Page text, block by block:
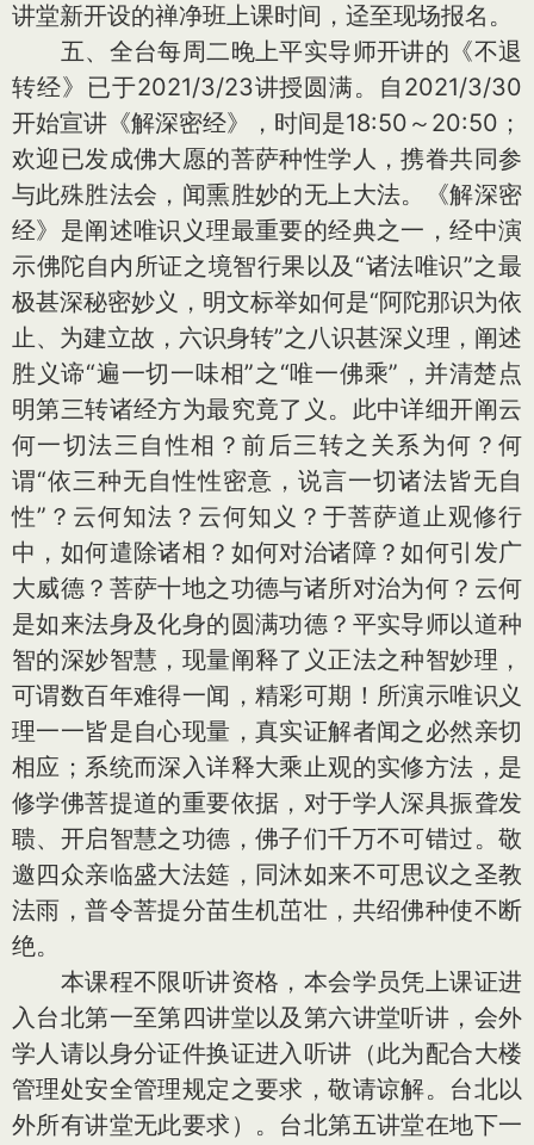
讲堂新开设的禅净班上课时间，迳至现场报名。
五、全台每周二晚上平实导师开讲的《不退
转经》已于2021/3/23讲授圆满。自2021/3/30
开始宣讲《解深密经》，时间是18:50～20:50；
欢迎已发成佛大愿的菩萨种性学人，携眷共同参
与此殊胜法会，闻熏胜妙的无上大法。《解深密
经》是阐述唯识义理最重要的经典之一，经中演
示佛陀自内所证之境智行果以及“诸法唯识”之最
极甚深秘密妙义，明文标举如何是“阿陀那识为依
止、为建立故，六识身转”之八识甚深义理，阐述
胜义谛“遍一切一味相”之“唯一佛乘”，并清楚点
明第三转诸经方为最究竟了义。此中详细开阐云
何一切法三自性相？前后三转之关系为何？何
谓“依三种无自性性密意，说言一切诸法皆无自
性”？云何知法？云何知义？于菩萨道止观修行
中，如何遣除诸相？如何对治诸障？如何引发广
大威德？菩萨十地之功德与诸所对治为何？云何
是如来法身及化身的圆满功德？平实导师以道种
智的深妙智慧，现量阐释了义正法之种智妙理，
可谓数百年难得一闻，精彩可期！所演示唯识义
理一一皆是自心现量，真实证解者闻之必然亲切
相应；系统而深入详释大乘止观的实修方法，是
修学佛菩提道的重要依据，对于学人深具振聋发
聩、开启智慧之功德，佛子们千万不可错过。敬
邀四众亲临盛大法筵，同沐如来不可思议之圣教
法雨，普令菩提分苗生机茁壮，共绍佛种使不断
绝。
本课程不限听讲资格，本会学员凭上课证进
入台北第一至第四讲堂以及第六讲堂听讲，会外
学人请以身分证件换证进入听讲（此为配合大楼
管理处安全管理规定之要求，敬请谅解。台北以
外所有讲堂无此要求）。台北第五讲堂在地下一